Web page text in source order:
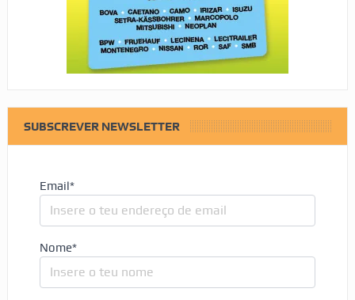
SUBSCREVER NEWSLETTER
Email*
Nome*